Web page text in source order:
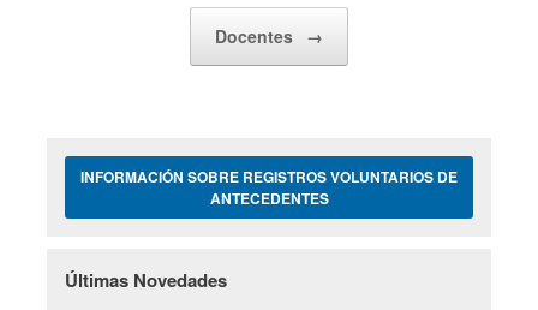
Docentes →
INFORMACIÓN SOBRE REGISTROS VOLUNTARIOS DE
ANTECEDENTES
Últimas Novedades